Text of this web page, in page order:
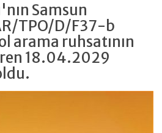
Samsun
TPO/D/F37-b
arama ruhsatının
18.04.2029